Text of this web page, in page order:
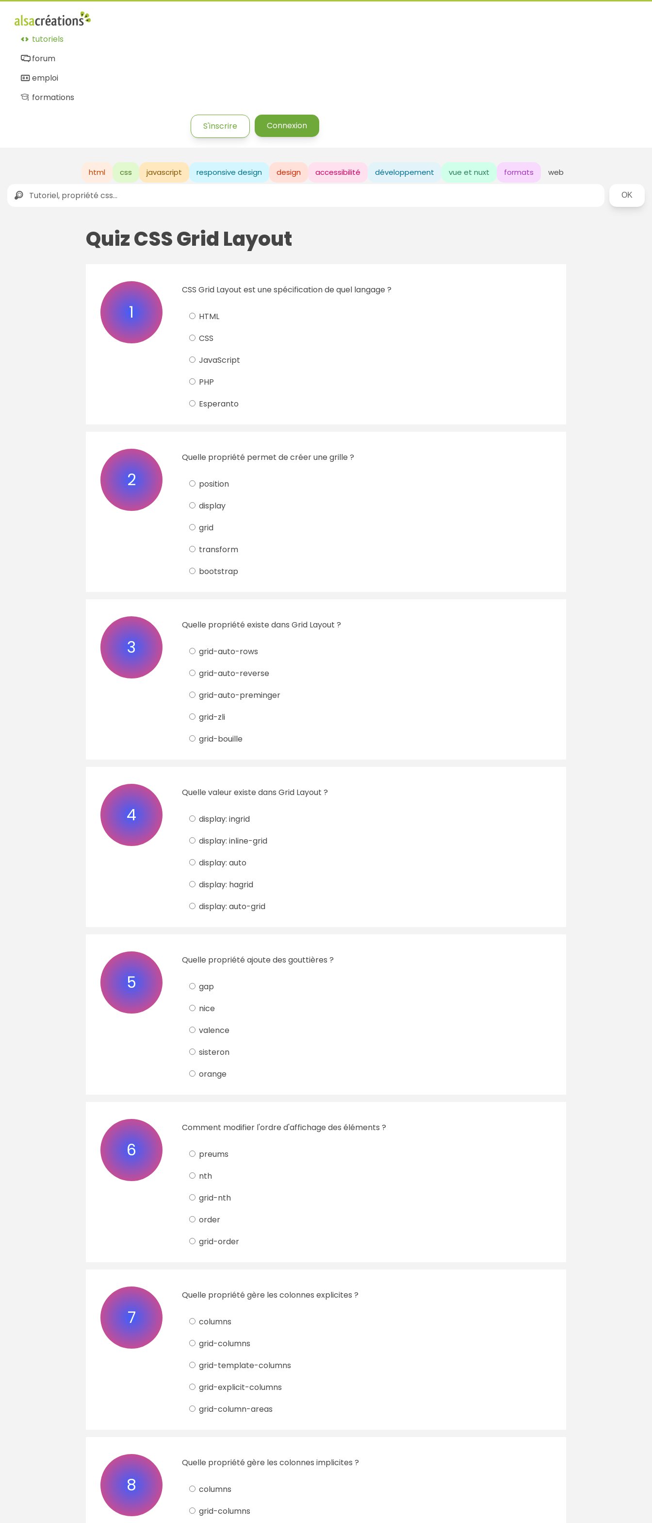
tutoriels
forum
emploi
formations
S'inscrire Connexion
html css javascript responsive design design accessibilité développement vue et nuxt formats web
Rechercher
Quiz CSS Grid Layout
1
CSS Grid Layout est une spécification de quel langage ?
HTML
CSS
JavaScript
PHP
Esperanto
2
Quelle propriété permet de créer une grille ?
position
display
grid
transform
bootstrap
3
Quelle propriété existe dans Grid Layout ?
grid-auto-rows
grid-auto-reverse
grid-auto-preminger
grid-zli
grid-bouille
4
Quelle valeur existe dans Grid Layout ?
display: ingrid
display: inline-grid
display: auto
display: hagrid
display: auto-grid
5
Quelle propriété ajoute des gouttières ?
gap
nice
valence
sisteron
orange
6
Comment modifier l'ordre d'affichage des éléments ?
preums
nth
grid-nth
order
grid-order
7
Quelle propriété gère les colonnes explicites ?
columns
grid-columns
grid-template-columns
grid-explicit-columns
grid-column-areas
8
Quelle propriété gère les colonnes implicites ?
columns
grid-columns